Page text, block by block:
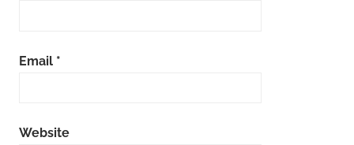
Email *
Website